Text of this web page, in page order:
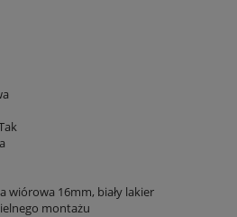
wiórowa 16mm, biały lakier
montażu